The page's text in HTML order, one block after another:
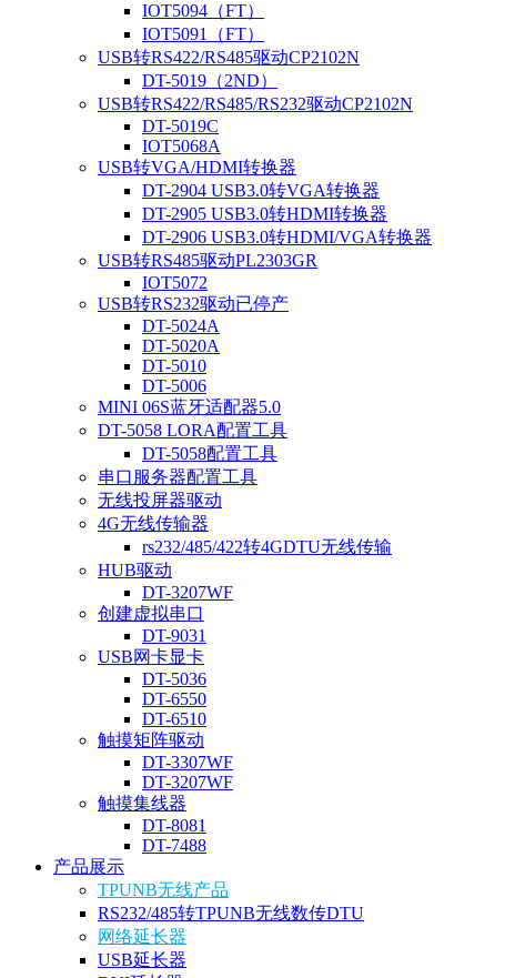
IOT5094（FT）
IOT5091（FT）
USB转RS422/RS485驱动CP2102N
DT-5019（2ND）
USB转RS422/RS485/RS232驱动CP2102N
DT-5019C
IOT5068A
USB转VGA/HDMI转换器
DT-2904 USB3.0转VGA转换器
DT-2905 USB3.0转HDMI转换器
DT-2906 USB3.0转HDMI/VGA转换器
USB转RS485驱动PL2303GR
IOT5072
USB转RS232驱动已停产
DT-5024A
DT-5020A
DT-5010
DT-5006
MINI 06S蓝牙适配器5.0
DT-5058 LORA配置工具
DT-5058配置工具
串口服务器配置工具
无线投屏器驱动
4G无线传输器
rs232/485/422转4GDTU无线传输
HUB驱动
DT-3207WF
创建虚拟串口
DT-9031
USB网卡显卡
DT-5036
DT-6550
DT-6510
触摸矩阵驱动
DT-3307WF
DT-3207WF
触摸集线器
DT-8081
DT-7488
产品展示
TPUNB无线产品
RS232/485转TPUNB无线数传DTU
网络延长器
USB延长器